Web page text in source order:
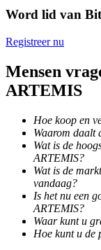
Geniet van
Informatie
Big data-
Word lid van
Registreer nu
Mensen
ARTEMIS
Hoe koop en
Waarom
Wat is de
ARTEMIS?
Wat is de
vandaag?
Is het nu een
ARTEMIS?
Waar kunt u
Hoe kunt u